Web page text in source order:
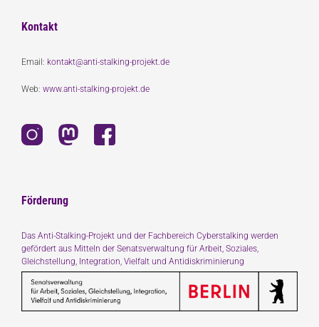
Kontakt
Email: kontakt@anti-stalking-projekt.de
Web: www.anti-stalking-projekt.de
Förderung
Das Anti-Stalking-Projekt und der Fachbereich Cyberstalking werden
gefördert aus Mitteln der Senatsverwaltung für Arbeit, Soziales,
Gleichstellung, Integration, Vielfalt und Antidiskriminierung